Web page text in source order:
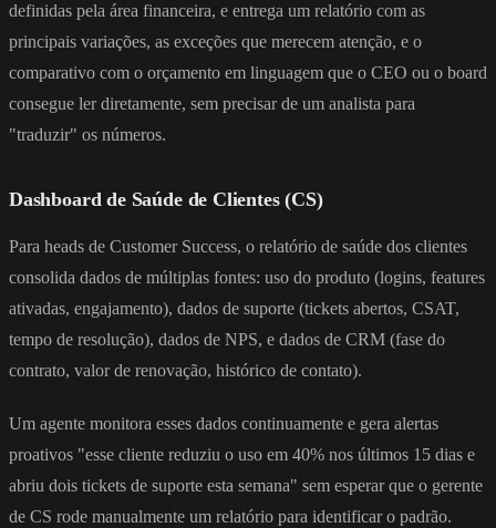
definidas pela área financeira, e entrega um relatório com as
principais variações, as exceções que merecem atenção, e o
comparativo com o orçamento em linguagem que o CEO ou o board
consegue ler diretamente, sem precisar de um analista para
"traduzir" os números.
Dashboard de Saúde de Clientes (CS)
Para heads de Customer Success, o relatório de saúde dos clientes
consolida dados de múltiplas fontes: uso do produto (logins, features
ativadas, engajamento), dados de suporte (tickets abertos, CSAT,
tempo de resolução), dados de NPS, e dados de CRM (fase do
contrato, valor de renovação, histórico de contato).
Um agente monitora esses dados continuamente e gera alertas
proativos "esse cliente reduziu o uso em 40% nos últimos 15 dias e
abriu dois tickets de suporte esta semana" sem esperar que o gerente
de CS rode manualmente um relatório para identificar o padrão.